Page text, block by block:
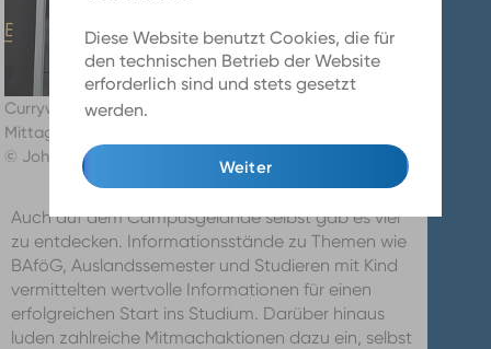
Diese Website benutzt Cookies, die für
den technischen Betrieb der Website
erforderlich sind und stets gesetzt
werden.
Weiter
Currywurst, Pizza, Waffeln, Crêpes: „Lecker
Mittagessen“ auch abseits der Mensa
© Johanna Warszawa
Auch auf dem Campusgelände selbst gab es viel
zu entdecken. Informationsstände zu Themen wie
BAföG, Auslandssemester und Studieren mit Kind
vermittelten wertvolle Informationen für einen
erfolgreichen Start ins Studium. Darüber hinaus
luden zahlreiche Mitmachaktionen dazu ein, selbst